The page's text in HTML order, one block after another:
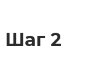
Шаг 2